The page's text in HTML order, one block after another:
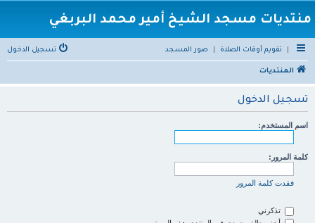
منتديات مسجد الشيخ أمير محمد البربغي
تقويم أوقات الصلاة صور المسجد تسجيل الدخول
المنتديات
تسجيل الدخول
اسم المستخدم:
كلمة المرور:
فقدت كلمة المرور
تذكرني